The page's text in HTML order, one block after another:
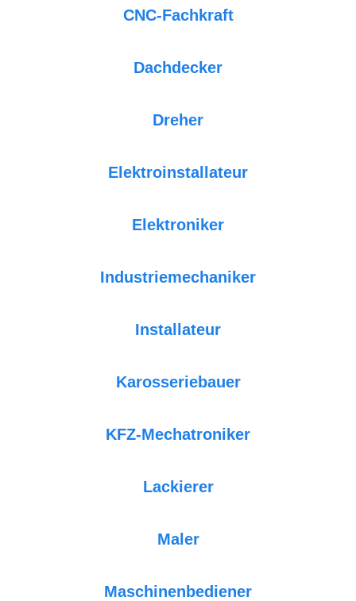
CNC-Fachkraft
Dachdecker
Dreher
Elektroinstallateur
Elektroniker
Industriemechaniker
Installateur
Karosseriebauer
KFZ-Mechatroniker
Lackierer
Maler
Maschinenbediener